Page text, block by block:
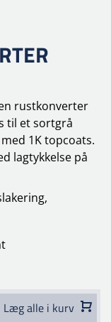
rustkonverter
til et sortgrå
1K topcoats.
lagtykkelse på
Læg alle i kurv